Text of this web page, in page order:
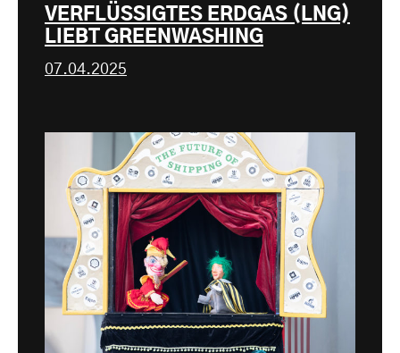
VERFLÜSSIGTES ERDGAS (LNG)
LIEBT GREENWASHING
07.04.2025